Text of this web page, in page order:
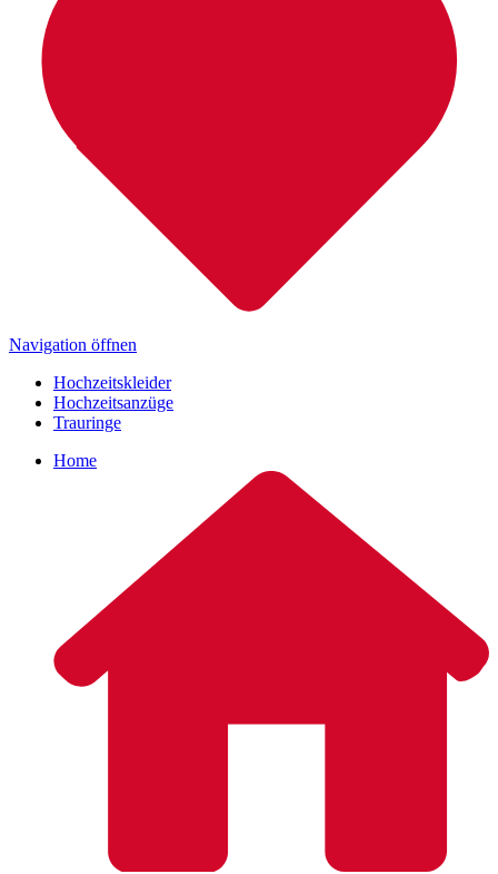
Navigation öffnen
Hochzeitskleider
Hochzeitsanzüge
Trauringe
Home